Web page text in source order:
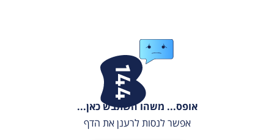
אופס... משהו השתבש כאן...
אפשר לנסות לרענן את הדף